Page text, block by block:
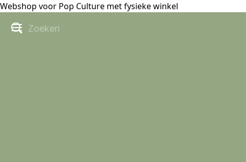
Webshop voor Pop Culture met fysieke winkel